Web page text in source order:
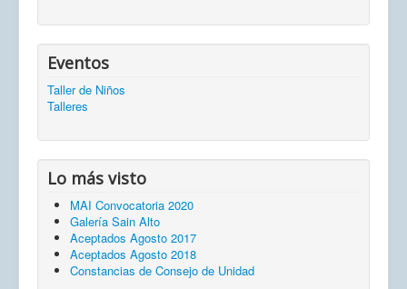
Eventos
Taller de Niños
Talleres
Lo más visto
MAI Convocatoria 2020
Galería Sain Alto
Aceptados Agosto 2017
Aceptados Agosto 2018
Constancias de Consejo de Unidad